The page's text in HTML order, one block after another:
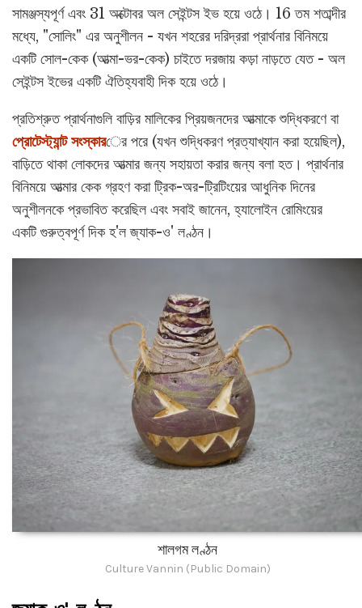
সামঞ্জস্যপূর্ণ এবং 31 অক্টোবর অল সেইন্টস ইভ হয়ে ওঠে। 16 তম শতাব্দীর
মধ্যে, "সোলিং" এর অনুশীলন - যখন শহরের দরিদ্ররা প্রার্থনার বিনিময়ে
একটি সোল-কেক (আত্মা-ভর-কেক) চাইতে দরজায় কড়া নাড়তে যেত - অল
সেইন্টস ইভের একটি ঐতিহ্যবাহী দিক হয়ে ওঠে।
প্রতিশ্রুত প্রার্থনাগুলি বাড়ির মালিকের প্রিয়জনদের আত্মাকে শুদ্ধিকরণে বা
প্রোটেস্ট্যান্ট সংস্কারের পরে (যখন শুদ্ধিকরণ প্রত্যাখ্যান করা হয়েছিল),
বাড়িতে থাকা লোকদের আত্মার জন্য সহায়তা করার জন্য বলা হত। প্রার্থনার
বিনিময়ে আত্মার কেক গ্রহণ করা ট্রিক-অর-ট্রিটিংয়ের আধুনিক দিনের
অনুশীলনকে প্রভাবিত করেছিল এবং সবাই জানেন, হ্যালোইন রোমিংয়ের
একটি গুরুত্বপূর্ণ দিক হ'ল জ্যাক-ও' লণ্ঠন।
শালগম লণ্ঠন
Culture Vannin (Public Domain)